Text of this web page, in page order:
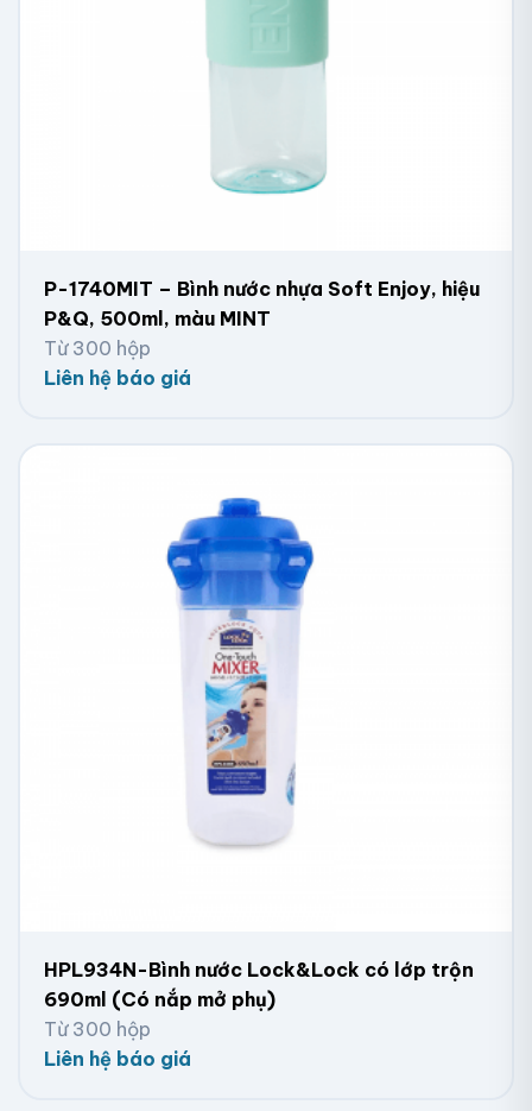
P-1740MIT – Bình nước nhựa Soft Enjoy, hiệu
P&Q, 500ml, màu MINT
Từ 300 hộp
Liên hệ báo giá
HPL934N-Bình nước Lock&Lock có lớp trộn
690ml (Có nắp mở phụ)
Từ 300 hộp
Liên hệ báo giá